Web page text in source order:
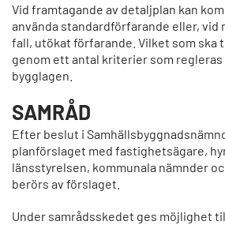
Vid framtagande av detaljplan kan
använda standardförfarande eller, vid
fall, utökat förfarande. Vilket som ska
genom ett antal kriterier som regleras
bygglagen.
SAMRÅD
Efter beslut i
planförslaget med fastighetsägare,
länsstyrelsen, kommunala nämnder
berörs av förslaget.
Under samrådsskedet ges möjlighet